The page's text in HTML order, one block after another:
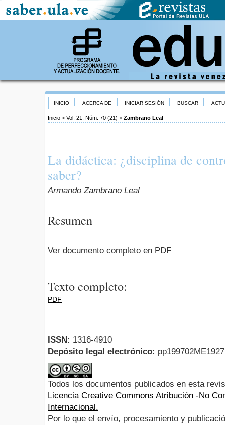
INICIO ACERCA DE INICIAR SESIÓN BUSCAR
Inicio > Vol. 21, Núm. 70 (21) > Zambrano Leal
La didáctica: ¿disciplina de
saber?
Armando Zambrano Leal
Resumen
Ver documento completo en PDF
Texto completo:
PDF
ISSN: 1316-4910
Depósito legal electrónico:
Todos los documentos publicados en esta
Licencia Creative Commons Atribución -No
Internacional.
Por lo que el envío, procesamiento y